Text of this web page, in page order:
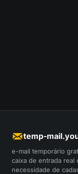
temp-
e-mail temporário
caixa de entrada real
necessidade de